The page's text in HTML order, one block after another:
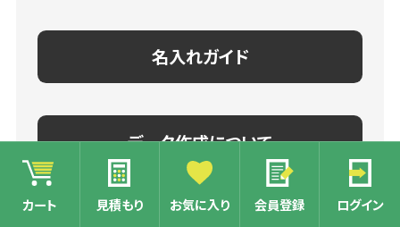
カート 見積もり お気に入り 会員登録 ログイン
名入れガイド
データ作成について
不明点がございましたら、こちらよりお問い合
わせ
ください。